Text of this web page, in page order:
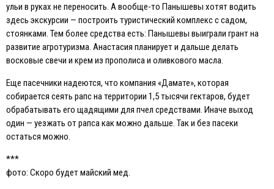
ульи в руках не переносить. А вообще-то Панышевы хотят водить
здесь экскурсии — построить туристический комплекс с садом,
стоянками. Тем более средства есть: Панышевы выиграли грант на
развитие агротуризма. Анастасия планирует и дальше делать
восковые свечи и крем из прополиса и оливкового масла.
Eще пасечники надеются, что компания «Дамате», которая
собирается сеять рапс на территории 1,5 тысячи гектаров, будет
обрабатывать его щадящими для пчел средствами. Иначе выход
один — уезжать от рапса как можно дальше. Так и без пасеки
остаться можно.
***
фото: Скоро будет майский мед.